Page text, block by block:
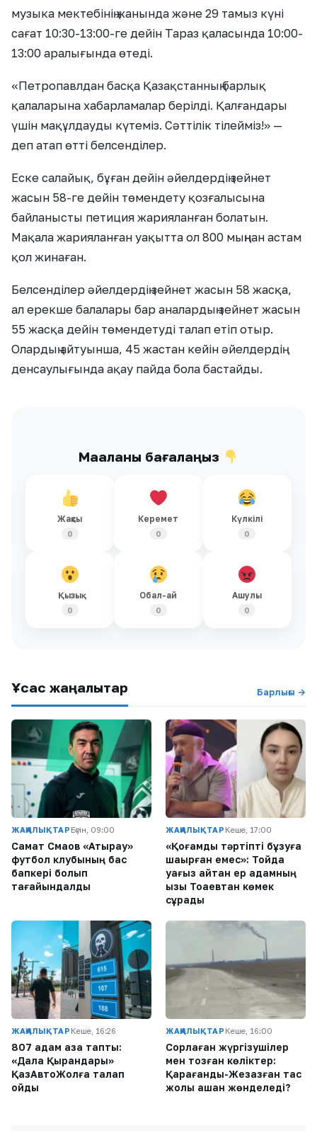
музыка мектебінің жанында және 29 тамыз күні
сағат 10:30-13:00-ге дейін Тараз қаласында 10:00-
13:00 аралығында өтеді.
«Петропавлдан басқа Қазақстанның барлық
қалаларына хабарламалар берілді. Қалғандары
үшін мақұлдауды күтеміз. Сәттілік тілейміз!» —
деп атап өтті белсенділер.
Еске салайық, бұған дейін әйелдердің зейнет
жасын 58-ге дейін төмендету қозғалысына
байланысты петиция жарияланған болатын.
Мақала жарияланған уақытта ол 800 мыңнан астам
қол жинаған.
Белсенділер әйелдердің зейнет жасын 58 жасқа,
ал ерекше балалары бар аналардың зейнет жасын
55 жасқа дейін төмендетуді талап етіп отыр.
Олардың айтуынша, 45 жастан кейін әйелдердің
денсаулығында ақау пайда бола бастайды.
Мақаланы бағалаңыз
Жақсы
0
Керемет
0
Күлкілі
0
Қызық
0
Обал-ай
0
Ашулы
0
Ұқсас жаңалықтар Барлығы →
ЖАҢАЛЫҚТАР Бүгін, 09:00
Самат Смақов «Атырау»
футбол клубының бас
бапкері болып
тағайындалды
ЖАҢАЛЫҚТАР Кеше, 17:00
«Қоғамдық тәртіпті бұзуға
шақырған емес»: Тойда
уағыз айтқан ер адамның
қызы Тоқаевтан көмек
сұрады
ЖАҢАЛЫҚТАР Кеше, 16:26
807 адам қаза тапты:
«Дала Қырандары»
ҚазАвтоЖолға талап
қойды
ЖАҢАЛЫҚТАР Кеше, 16:00
Сорлаған жүргізушілер
мен тозған көліктер:
Қарағанды-Жезқазған тас
жолы қашан жөнделеді?